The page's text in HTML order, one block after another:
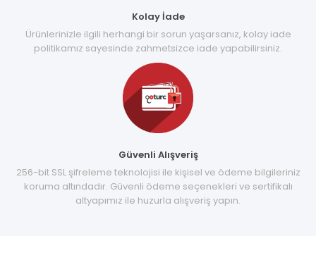
Kolay İade
Ürünlerinizle ilgili herhangi bir sorun yaşarsanız, kolay iade
politikamız sayesinde zahmetsizce iade yapabilirsiniz.
Güvenli Alışveriş
256-bit SSL şifreleme teknolojisi ile kişisel ve ödeme bilgileriniz
koruma altındadır. Güvenli ödeme seçenekleri ve sertifikalı
altyapımız ile huzurla alışveriş yapın.